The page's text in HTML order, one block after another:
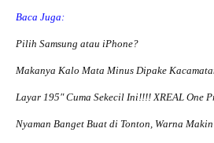
Baca Juga:
Pilih Samsung atau iPhone?
Makanya Kalo Mata Minus Dipake
Layar 195″ Cuma Sekecil Ini!!!! XREAL One
Nyaman Banget Buat di Tonton, Warna